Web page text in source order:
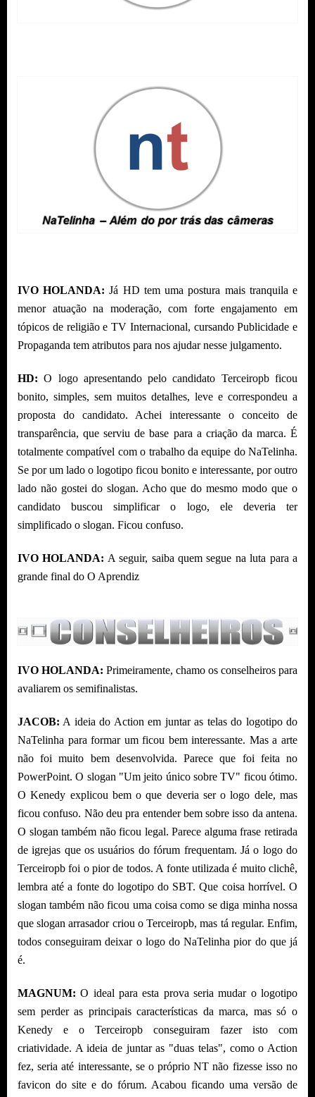
IVO HOLANDA: Já HD tem uma postura mais tranquila e
menor atuação na moderação, com forte engajamento em
tópicos de religião e TV Internacional, cursando Publicidade e
Propaganda tem atributos para nos ajudar nesse julgamento.
HD: O logo apresentando pelo candidato Terceiropb ficou
bonito, simples, sem muitos detalhes, leve e correspondeu a
proposta do candidato. Achei interessante o conceito de
transparência, que serviu de base para a criação da marca. É
totalmente compatível com o trabalho da equipe do NaTelinha.
Se por um lado o logotipo ficou bonito e interessante, por outro
lado não gostei do slogan. Acho que do mesmo modo que o
candidato buscou simplificar o logo, ele deveria ter
simplificado o slogan. Ficou confuso.
IVO HOLANDA: A seguir, saiba quem segue na luta para a
grande final do O Aprendiz
IVO HOLANDA: Primeiramente, chamo os conselheiros para
avaliarem os semifinalistas.
JACOB: A ideia do Action em juntar as telas do logotipo do
NaTelinha para formar um ficou bem interessante. Mas a arte
não foi muito bem desenvolvida. Parece que foi feita no
PowerPoint. O slogan "Um jeito único sobre TV" ficou ótimo.
O Kenedy explicou bem o que deveria ser o logo dele, mas
ficou confuso. Não deu pra entender bem sobre isso da antena.
O slogan também não ficou legal. Parece alguma frase retirada
de igrejas que os usuários do fórum frequentam. Já o logo do
Terceiropb foi o pior de todos. A fonte utilizada é muito clichê,
lembra até a fonte do logotipo do SBT. Que coisa horrível. O
slogan também não ficou uma coisa como se diga minha nossa
que slogan arrasador criou o Terceiropb, mas tá regular. Enfim,
todos conseguiram deixar o logo do NaTelinha pior do que já
é.
MAGNUM: O ideal para esta prova seria mudar o logotipo
sem perder as principais características da marca, mas só o
Kenedy e o Terceiropb conseguiram fazer isto com
criatividade. A ideia de juntar as "duas telas", como o Action
fez, seria até interessante, se o próprio NT não fizesse isso no
favicon do site e do fórum. Acabou ficando uma versão de